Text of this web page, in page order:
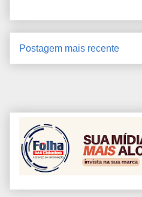
Postagem mais recente